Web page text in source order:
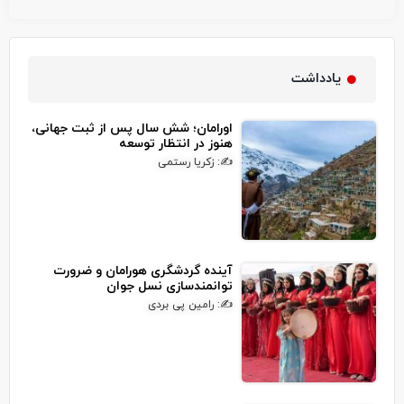
یادداشت
اورامان؛ شش سال پس از ثبت جهانی،
هنوز در انتظار توسعه
✍: زکریا رستمی
آینده گردشگری هورامان و ضرورت
توانمندسازی نسل جوان
✍: رامین پی بردی